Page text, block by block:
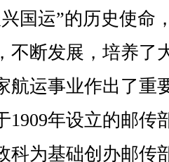
国运”的历史使命
不断发展，培养了
航运事业作出了重
1909年设立的邮传
科为基础创办邮传